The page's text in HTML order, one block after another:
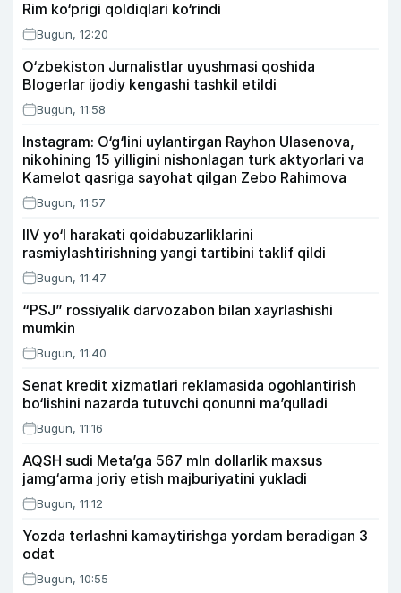
Rim ko‘prigi qoldiqlari ko‘rindi
Bugun, 12:20
O‘zbekiston Jurnalistlar uyushmasi qoshida
Blogerlar ijodiy kengashi tashkil etildi
Bugun, 11:58
Instagram: O‘g‘lini uylantirgan Rayhon Ulasenova,
nikohining 15 yilligini nishonlagan turk aktyorlari va
Kamelot qasriga sayohat qilgan Zebo Rahimova
Bugun, 11:57
IIV yo‘l harakati qoidabuzarliklarini
rasmiylashtirishning yangi tartibini taklif qildi
Bugun, 11:47
“PSJ” rossiyalik darvozabon bilan xayrlashishi
mumkin
Bugun, 11:40
Senat kredit xizmatlari reklamasida ogohlantirish
bo‘lishini nazarda tutuvchi qonunni ma’qulladi
Bugun, 11:16
AQSH sudi Meta’ga 567 mln dollarlik maxsus
jamg‘arma joriy etish majburiyatini yukladi
Bugun, 11:12
Yozda terlashni kamaytirishga yordam beradigan 3
odat
Bugun, 10:55